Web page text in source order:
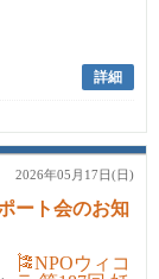
詳細
2026年05月17日(日)
ート会のお知